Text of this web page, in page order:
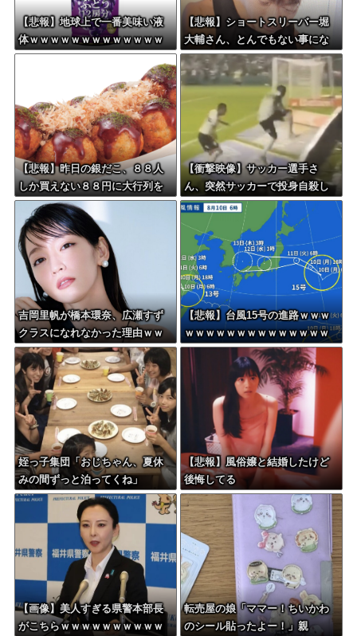
【悲報】地球上で一番美味い液
体ｗｗｗｗｗｗｗｗｗｗｗｗｗ
ｗｗｗｗｗｗｗｗｗｗｗｗｗｗ
【悲報】ショートスリーバー堀
大輔さん、とんでもない事にな
る・・・
【悲報】昨日の銀だこ、８８人
しか買えない８８円に大行列を
なす都民コチラ・・・
【衝撃映像】サッカー選手さ
ん、突然サッカーで投身自殺し
てしまう
吉岡里帆が橋本環奈、広瀬すず
クラスになれなかった理由ｗｗ
ｗｗｗｗ
【悲報】台風15号の進路ｗｗｗ
ｗｗｗｗｗｗｗｗｗｗｗｗｗｗ
姪っ子集団「おじちゃん、夏休
みの間ずっと泊ってくね」
【悲報】風俗嬢と結婚したけど
後悔してる
【画像】美人すぎる県警本部長
がこちらｗｗｗｗｗｗｗｗｗｗ
転売屋の娘「ママー！ちいかわ
のシール貼ったよー！」親